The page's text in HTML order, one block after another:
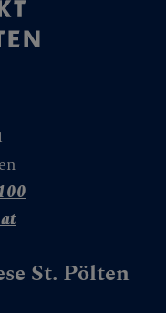
St. Pölten